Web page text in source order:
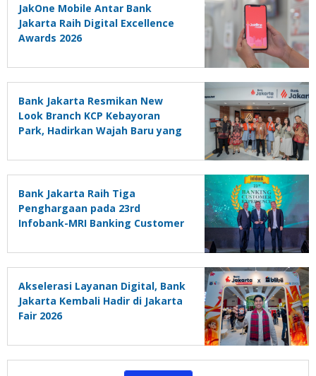
JakOne Mobile Antar Bank
Jakarta Raih Digital Excellence
Awards 2026
Bank Jakarta Resmikan New
Look Branch KCP Kebayoran
Park, Hadirkan Wajah Baru yang
Bank Jakarta Raih Tiga
Penghargaan pada 23rd
Infobank-MRI Banking Customer
Akselerasi Layanan Digital, Bank
Jakarta Kembali Hadir di Jakarta
Fair 2026